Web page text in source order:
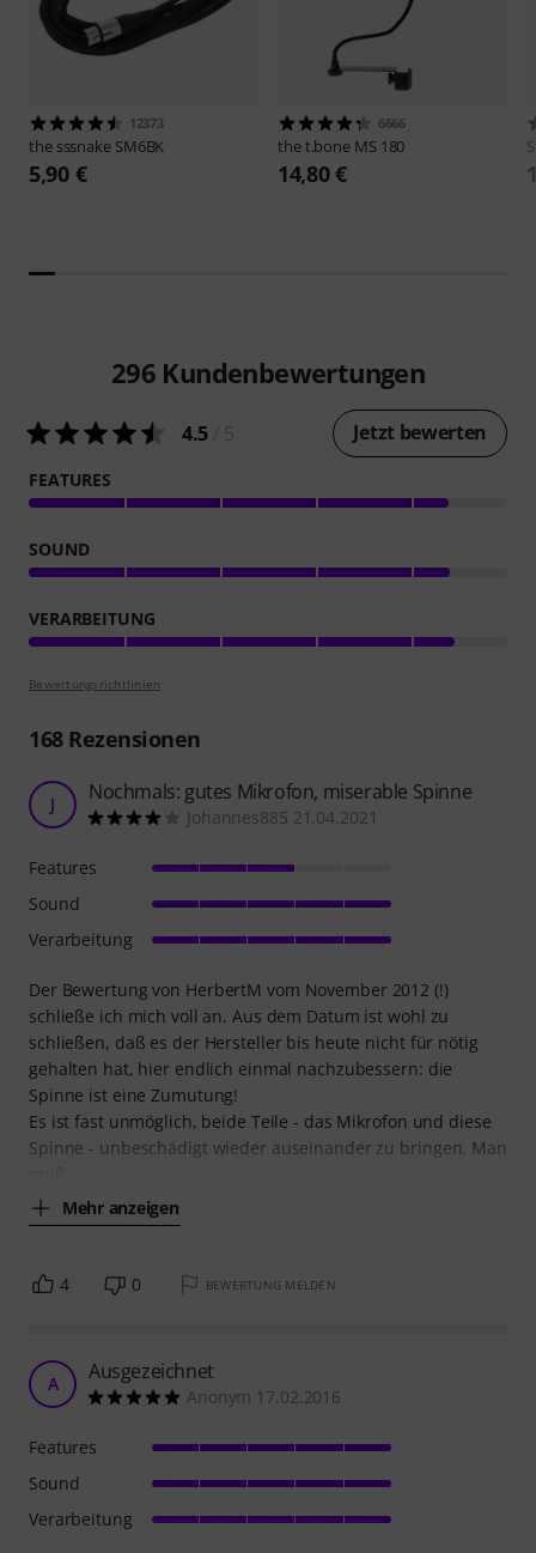
12373
the sssnake SM6BK
5,90 €
6666
the t.bone MS 180
14,80 €
296 Kundenbewertungen
4.5 Jetzt bewerten
FEATURES
SOUND
VERARBEITUNG
Bewertungsrichtlinien
168Rezensionen
J Nochmals: gutes Mikrofon, miserable Spinne
Johannes885 21.04.2021
Der Bewertung von HerbertM vom November 2012 (!)
schließe ich mich voll an. Aus dem Datum ist wohl zu
schließen, daß es der Hersteller bis heute nicht für nötig
gehalten hat, hier endlich einmal nachzubessern: die
Spinne ist eine Zumutung!
Es ist fast unmöglich, beide Teile - das Mikrofon und diese
Spinne - unbeschädigt wieder auseinander zu bringen. Man
Mehr anzeigen
Features
Sound
Verarbeitung
4 0 BEWERTUNG MELDEN
A Ausgezeichnet
Anonym 17.02.2016
Features
Sound
Verarbeitung